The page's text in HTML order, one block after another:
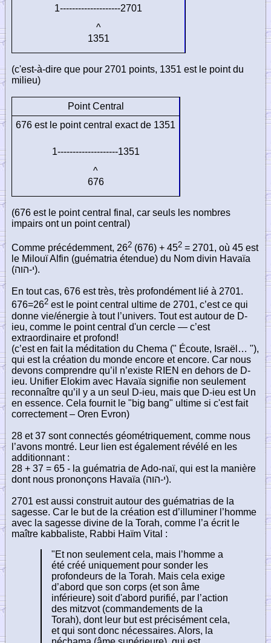
1--------------------2701
^
1351
(c'est-à-dire que pour 2701 points, 1351 est le point du
milieu)
Point Central
676 est le point central exact de 1351
1--------------------1351
^
676
(676 est le point central final, car seuls les nombres
impairs ont un point central)
Comme précédemment, 262 (676) + 452 = 2701, où 45 est
le Milouï Alfin (guématria étendue) du Nom divin Havaïa
(י-הוה).
En tout cas, 676 est très, très profondément lié à 2701.
676=262 est le point central ultime de 2701, c’est ce qui
donne vie/énergie à tout l’univers. Tout est autour de D-
ieu, comme le point central d'un cercle — c’est
extraordinaire et profond!
(c’est en fait la méditation du Chema (" Écoute, Israël… "),
qui est la création du monde encore et encore. Car nous
devons comprendre qu’il n’existe RIEN en dehors de D-
ieu. Unifier Elokim avec Havaïa signifie non seulement
reconnaître qu’il y a un seul D-ieu, mais que D-ieu est Un
en essence. Cela fournit le "big bang" ultime si c'est fait
correctement – Oren Evron)
28 et 37 sont connectés géométriquement, comme nous
l’avons montré. Leur lien est également révélé en les
additionnant :
28 + 37 = 65 - la guématria de Ado-naï, qui est la manière
dont nous prononçons Havaïa (י-הוה).
2701 est aussi construit autour des guématrias de la
sagesse. Car le but de la création est d’illuminer l’homme
avec la sagesse divine de la Torah, comme l’a écrit le
maître kabbaliste, Rabbi Haïm Vital :
"Et non seulement cela, mais l’homme a
été créé uniquement pour sonder les
profondeurs de la Torah. Mais cela exige
d’abord que son corps (et son âme
inférieure) soit d'abord purifié, par l’action
des mitzvot (commandements de la
Torah), dont leur but est précisément cela,
et qui sont donc nécessaires. Alors, la